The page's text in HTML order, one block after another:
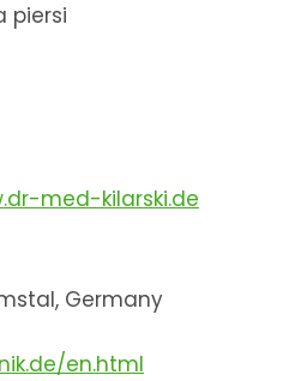
piersi
med-kilarski.de
Germany
en.html